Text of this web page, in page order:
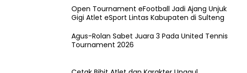
Open Tournament eFootball Jadi Ajang Unjuk
Gigi Atlet eSport Lintas Kabupaten di Sulteng
Agus-Rolan Sabet Juara 3 Pada United Tennis
Tournament 2026